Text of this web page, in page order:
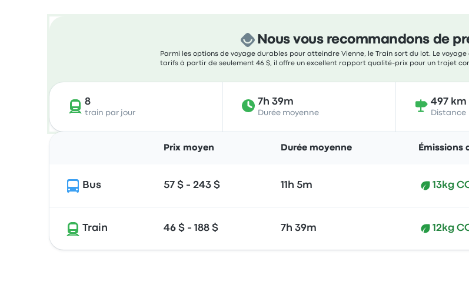
Nous vous recommandons de
Parmi les options de voyage durables pour atteindre Vienne, le Train sort du lot. Le
tarifs à partir de seulement 46 $, il offre un excellent rapport qualité-prix pour un trajet
8
train par jour
7h 39m
Durée moyenne
497 km
Distance
Prix moyen Durée moyenne Émissions
Bus 57 $ - 243 $ 11h 5m 13kg
Train 46 $ - 188 $ 7h 39m 12kg